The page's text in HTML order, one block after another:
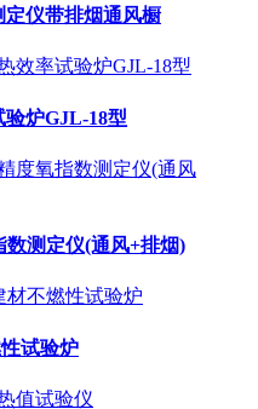
仪带排烟通风橱
炉GJL-18型
测定仪(通风+排烟)
试验炉